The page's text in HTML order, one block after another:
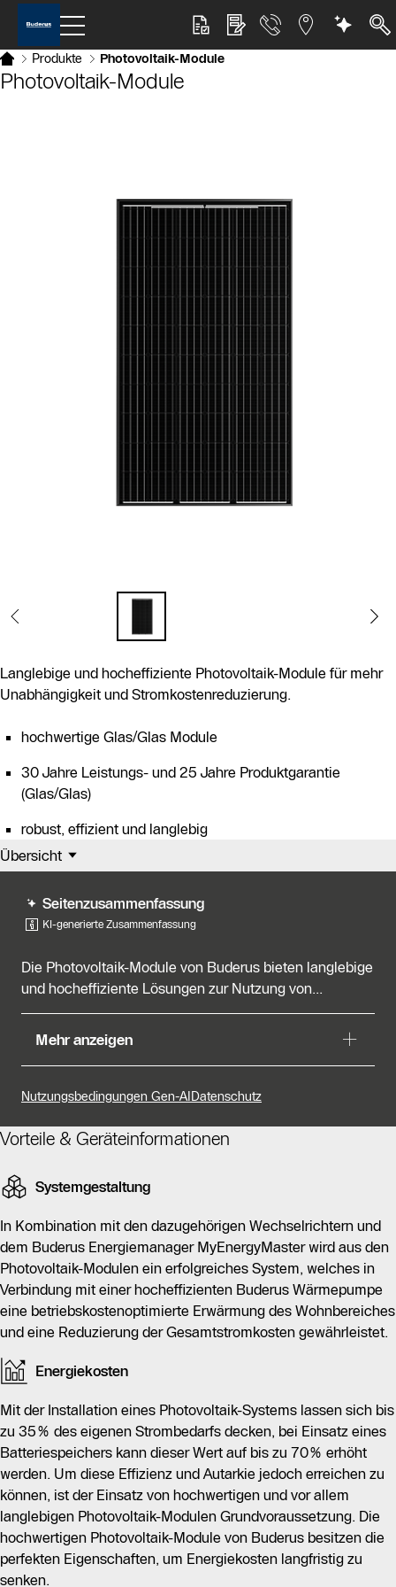
Produkte Photovoltaik-Module
Photovoltaik-Module
Langlebige und hocheffiziente Photovoltaik-Module für mehr
Unabhängigkeit und Stromkostenreduzierung.
hochwertige Glas/Glas Module
30 Jahre Leistungs- und 25 Jahre Produktgarantie
(Glas/Glas)
robust, effizient und langlebig
Übersicht
Seitenzusammenfassung
KI-generierte Zusammenfassung
Die Photovoltaik-Module von Buderus bieten langlebige
und hocheffiziente Lösungen zur Nutzung von...
und hocheffiziente Lösungen zur Nutzung von
Solarenergie, die sowohl die Unabhängigkeit als auch
die Reduzierung der Stromkosten fördern.
Diese Module sind für verschiedene Objekt-Typen
Energiemanager MyEnergyMaster bilden sie ein
effektives System, das in Verbindung mit einer Buderus
Wärmepumpe die Betriebskosten optimiert.
Die Installation eines Photovoltaik-Systems kann bis zu
35% des eigenen Strombedarfs decken, und mit einem
Batteriespeicher kann dieser Wert auf bis zu 70%
steigen.
Die Module zeichnen sich durch einfache Montage und
Selbstreinigung bei entsprechender Neigung aus, was
den Ertrag sichert.
Zusätzlich tragen die hochwertigen Module zur CO2-
Reduktion bei und sind ressourcenschonend
konstruiert, wobei auch die Recyclefähigkeit
berücksichtigt wurde.
Mehr anzeigen
Nutzungsbedingungen Gen-AIDatenschutz
Vorteile & Geräteinformationen
Systemgestaltung
In Kombination mit den dazugehörigen Wechselrichtern und
dem Buderus Energiemanager MyEnergyMaster wird aus den
Photovoltaik-Modulen ein erfolgreiches System, welches in
Verbindung mit einer hocheffizienten Buderus Wärmepumpe
eine betriebskostenoptimierte Erwärmung des Wohnbereiches
und eine Reduzierung der Gesamtstromkosten gewährleistet.
Energiekosten
Mit der Installation eines Photovoltaik-Systems lassen sich bis
zu 35% des eigenen Strombedarfs decken, bei Einsatz eines
Batteriespeichers kann dieser Wert auf bis zu 70% erhöht
werden. Um diese Effizienz und Autarkie jedoch erreichen zu
können, ist der Einsatz von hochwertigen und vor allem
langlebigen Photovoltaik-Modulen Grundvoraussetzung. Die
hochwertigen Photovoltaik-Module von Buderus besitzen die
perfekten Eigenschaften, um Energiekosten langfristig zu
senken.